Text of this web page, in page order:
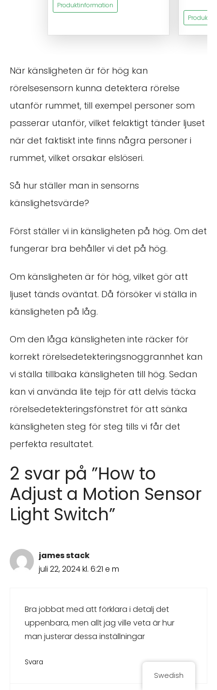
Produktinformation
När känsligheten är för hög kan
rörelsesensorn kunna detektera rörelse
utanför rummet, till exempel personer som
passerar utanför, vilket felaktigt tänder ljuset
när det faktiskt inte finns några personer i
rummet, vilket orsakar elslöseri.
Så hur ställer man in sensorns
känslighetsvärde?
Först ställer vi in känsligheten på hög. Om det
fungerar bra behåller vi det på hög.
Om känsligheten är för hög, vilket gör att
ljuset tänds oväntat. Då försöker vi ställa in
känsligheten på låg.
Om den låga känsligheten inte räcker för
korrekt rörelsedetekteringsnoggrannhet kan
vi ställa tillbaka känsligheten till hög. Sedan
kan vi använda lite tejp för att delvis täcka
rörelsedetekteringsfönstret för att sänka
känsligheten steg för steg tills vi får det
perfekta resultatet.
2 svar på ”How to
Adjust a Motion Sensor
Light Switch”
james stack
juli 22, 2024 kl. 6:21 e m
Bra jobbat med att förklara i detalj det
uppenbara, men allt jag ville veta är hur
man justerar dessa inställningar
Svara
Swedish